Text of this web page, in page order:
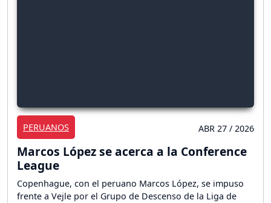
PERUANOS ABR 27 / 2026
Marcos López se acerca a la Conference
League
Copenhague, con el peruano Marcos López, se impuso
frente a Vejle por el Grupo de Descenso de la Liga de